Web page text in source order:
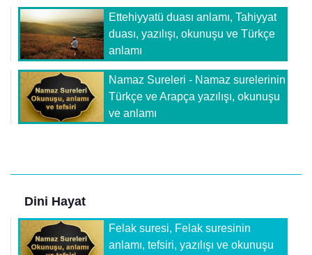
Ettehiyyatü duası anlamı, Tahiyyat
duası, yazılışı, okunuşu ve Türkçe
anlamı
Namaz Sureleri - Namaz surelerinin
Türkçe ve Arapça yazılışı, okunuşu
ve anlamı
Dini Hayat
Felak suresi, Felak suresinin
anlamı, tefsiri, yazılışı ve okunuşu